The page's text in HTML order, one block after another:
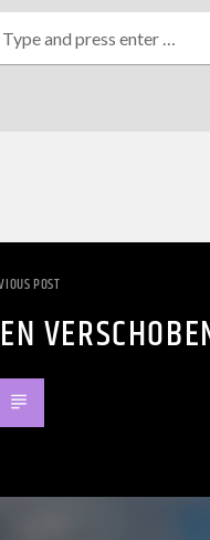
POST